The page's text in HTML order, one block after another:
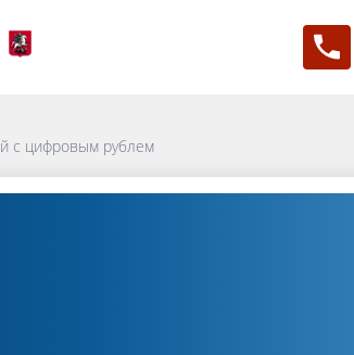
с цифровым рублем